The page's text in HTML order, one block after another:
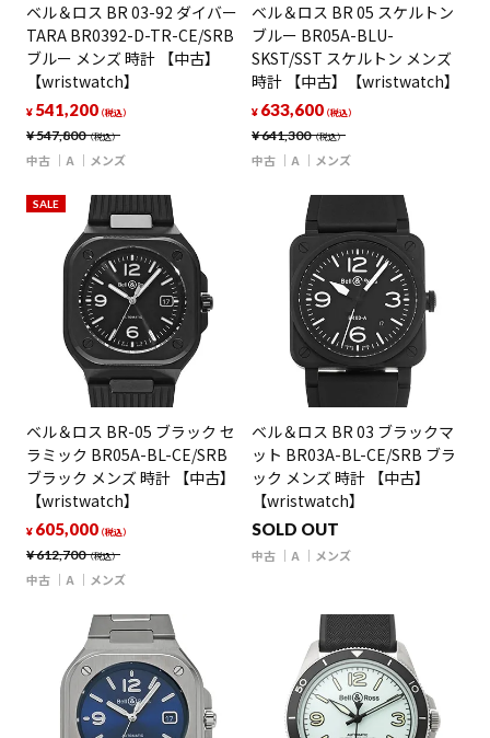
ベル＆ロス BR 03-92 ダイバー
TARA BR0392-D-TR-CE/SRB
ブルー メンズ 時計 【中古】
【wristwatch】
¥547,800（税込）
¥ 541,200（税込）
中古 A メンズ
ベル＆ロス BR 05 スケルトン
ブルー BR05A-BLU-
SKST/SST スケルトン メンズ
時計 【中古】【wristwatch】
¥641,300（税込）
¥ 633,600（税込）
中古 A メンズ
SALE
ベル＆ロス BR-05 ブラック セ
ラミック BR05A-BL-CE/SRB
ブラック メンズ 時計 【中古】
【wristwatch】
¥612,700（税込）
¥ 605,000（税込）
中古 A メンズ
ベル＆ロス BR 03 ブラックマ
ット BR03A-BL-CE/SRB ブラ
ック メンズ 時計 【中古】
【wristwatch】
SOLD OUT
中古 A メンズ